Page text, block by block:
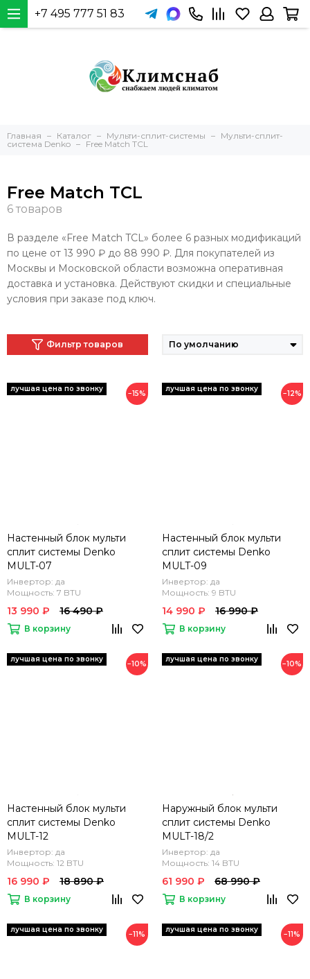
+7 495 777 51 83
Главная Каталог Мульти-сплит-системы
Мульти-сплит-
система Denko
Free Match TCL
Free Match TCL
В разделе «Free Match TCL» более 6 разных модификаций
по цене от 13 990 ₽ до 88 990 ₽. Для покупателей из
Москвы и Московской области возможна оперативная
доставка и установка. Действуют скидки и специальные
условия при заказе под ключ.
Фильтр товаров
−15%
Настенный блок мульти
сплит системы Denko
MULT-07
Инвертор: да
Мощность: 7 BTU
13 990 ₽ 16 490 ₽
В корзину
−12%
Настенный блок мульти
сплит системы Denko
MULT-09
Инвертор: да
Мощность: 9 BTU
14 990 ₽ 16 990 ₽
В корзину
−10%
Настенный блок мульти
сплит системы Denko
MULT-12
Инвертор: да
Мощность: 12 BTU
16 990 ₽ 18 890 ₽
В корзину
−10%
Наружный блок мульти
сплит системы Denko
MULT-18/2
Инвертор: да
Мощность: 14 BTU
61 990 ₽ 68 990 ₽
В корзину
−11% −11%